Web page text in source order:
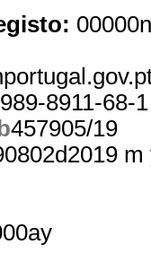
8911-68-1
457905/19